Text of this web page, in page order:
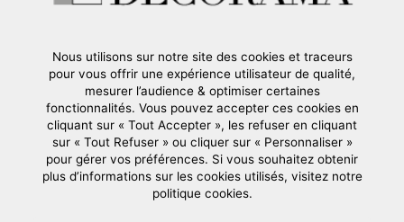
d’exception
Formulaire de contact
+33 (0)1 45 15 24 00
37, Route de Longjumeau
91380-CHILLY-MAZARIN
France
Nous utilisons sur notre site des cookies et traceurs
pour vous offrir une expérience utilisateur de qualité,
mesurer l’audience & optimiser certaines
fonctionnalités. Vous pouvez accepter ces cookies en
cliquant sur « Tout Accepter », les refuser en cliquant
sur « Tout Refuser » ou cliquer sur « Personnaliser »
pour gérer vos préférences. Si vous souhaitez obtenir
plus d’informations sur les cookies utilisés, visitez notre
politique cookies.